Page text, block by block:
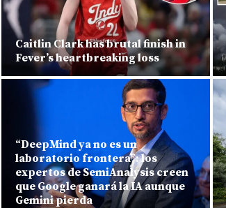
Caitlin Clark has brutal finish in
Fever’s heartbreaking loss
“DeepMind ya no es un
laboratorio frontera”: los
expertos de SemiAnalysis creen
que Google ganará la IA aunque
Gemini pierda